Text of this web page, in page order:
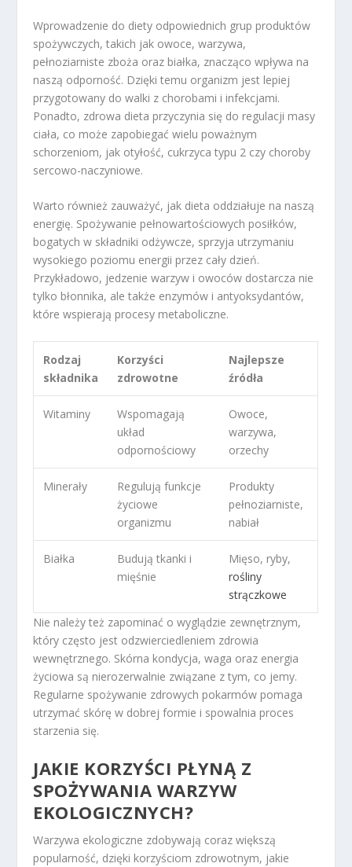
Wprowadzenie do diety odpowiednich grup produktów
spożywczych, takich jak owoce, warzywa,
pełnoziarniste zboża oraz białka, znacząco wpływa na
naszą odporność. Dzięki temu organizm jest lepiej
przygotowany do walki z chorobami i infekcjami.
Ponadto, zdrowa dieta przyczynia się do regulacji masy
ciała, co może zapobiegać wielu poważnym
schorzeniom, jak otyłość, cukrzyca typu 2 czy choroby
sercowo-naczyniowe.
Warto również zauważyć, jak dieta oddziałuje na naszą
energię. Spożywanie pełnowartościowych posiłków,
bogatych w składniki odżywcze, sprzyja utrzymaniu
wysokiego poziomu energii przez cały dzień.
Przykładowo, jedzenie warzyw i owoców dostarcza nie
tylko błonnika, ale także enzymów i antyoksydantów,
które wspierają procesy metaboliczne.
Rodzaj
składnika
Korzyści
zdrowotne
Najlepsze
źródła
Witaminy
Wspomagają
układ
odpornościowy
Owoce,
warzywa,
orzechy
Minerały
Regulują funkcje
życiowe
organizmu
Produkty
pełnoziarniste,
nabiał
Białka
Budują tkanki i
mięśnie
Mięso, ryby,
rośliny
strączkowe
Nie należy też zapominać o wyglądzie zewnętrznym,
który często jest odzwierciedleniem zdrowia
wewnętrznego. Skórna kondycja, waga oraz energia
życiowa są nierozerwalnie związane z tym, co jemy.
Regularne spożywanie zdrowych pokarmów pomaga
utrzymać skórę w dobrej formie i spowalnia proces
starzenia się.
JAKIE KORZYŚCI PŁYNĄ Z
SPOŻYWANIA WARZYW
EKOLOGICZNYCH?
Warzywa ekologiczne zdobywają coraz większą
popularność, dzięki korzyściom zdrowotnym, jakie